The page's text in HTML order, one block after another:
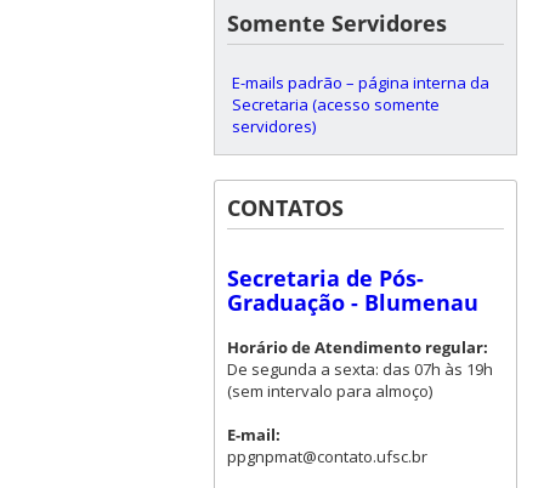
Somente Servidores
E-mails padrão – página interna da
Secretaria (acesso somente
servidores)
CONTATOS
Secretaria de Pós-
Graduação - Blumenau
Horário de Atendimento regular:
De segunda a sexta: das 07h às 19h
(sem intervalo para almoço)
E-mail:
ppgnpmat@contato.ufsc.br